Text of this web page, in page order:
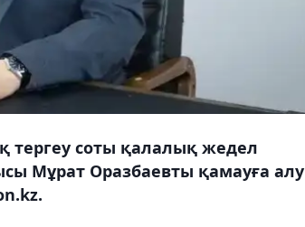
соты қалалық жедел
Мұрат Оразбаевты қамауға алу